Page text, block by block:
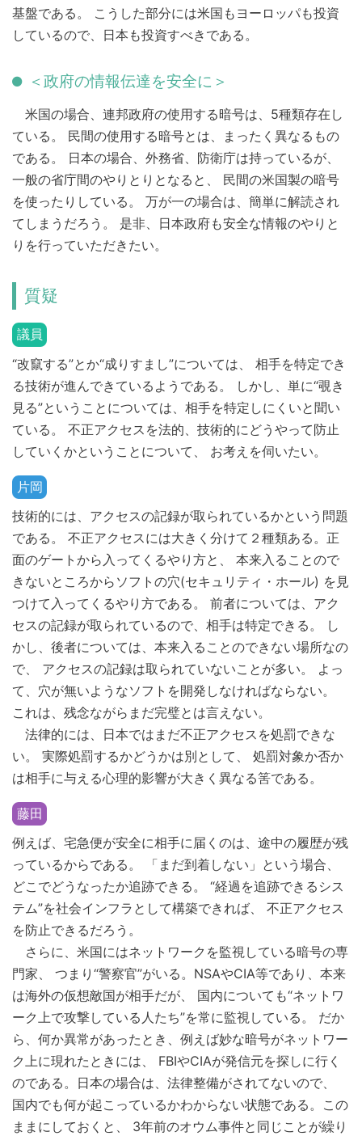
基盤である。 こうした部分には米国もヨーロッパも投資
しているので、日本も投資すべきである。
＜政府の情報伝達を安全に＞
米国の場合、連邦政府の使用する暗号は、5種類存在し
ている。 民間の使用する暗号とは、まったく異なるもの
である。 日本の場合、外務省、防衛庁は持っているが、
一般の省庁間のやりとりとなると、 民間の米国製の暗号
を使ったりしている。 万が一の場合は、簡単に解読され
てしまうだろう。 是非、日本政府も安全な情報のやりと
りを行っていただきたい。
質疑
議員
“改竄する”とか“成りすまし”については、 相手を特定でき
る技術が進んできているようである。 しかし、単に“覗き
見る”ということについては、相手を特定しにくいと聞い
ている。 不正アクセスを法的、技術的にどうやって防止
していくかということについて、 お考えを伺いたい。
片岡
技術的には、アクセスの記録が取られているかという問題
である。 不正アクセスには大きく分けて２種類ある。正
面のゲートから入ってくるやり方と、 本来入ることので
きないところからソフトの穴(セキュリティ・ホール) を見
つけて入ってくるやり方である。 前者については、アク
セスの記録が取られているので、相手は特定できる。 し
かし、後者については、本来入ることのできない場所なの
で、 アクセスの記録は取られていないことが多い。 よっ
て、穴が無いようなソフトを開発しなければならない。
これは、残念ながらまだ完璧とは言えない。
法律的には、日本ではまだ不正アクセスを処罰できな
い。 実際処罰するかどうかは別として、 処罰対象か否か
は相手に与える心理的影響が大きく異なる筈である。
藤田
例えば、宅急便が安全に相手に届くのは、途中の履歴が残
っているからである。 「まだ到着しない」という場合、
どこでどうなったか追跡できる。 “経過を追跡できるシス
テム”を社会インフラとして構築できれば、 不正アクセス
を防止できるだろう。
さらに、米国にはネットワークを監視している暗号の専
門家、 つまり“警察官”がいる。NSAやCIA等であり、本来
は海外の仮想敵国が相手だが、 国内についても“ネットワ
ーク上で攻撃している人たち”を常に監視している。 だか
ら、何か異常があったとき、例えば妙な暗号がネットワー
ク上に現れたときには、 FBIやCIAが発信元を探しに行く
のである。日本の場合は、法律整備がされてないので、
国内でも何が起こっているかわからない状態である。この
ままにしておくと、 3年前のオウム事件と同じことが繰り